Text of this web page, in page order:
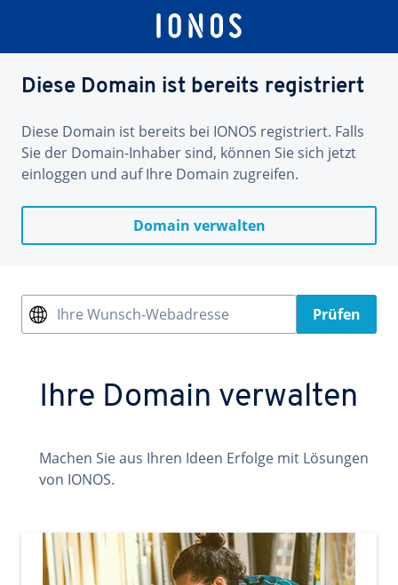
Diese Domain ist bereits registriert
Diese Domain ist bereits bei IONOS registriert. Falls
Sie der Domain-Inhaber sind, können Sie sich jetzt
einloggen und auf Ihre Domain zugreifen.
Domain verwalten
Ihre Wunsch-Webadresse Prüfen
Ihre Domain verwalten
Machen Sie aus Ihren Ideen Erfolge mit Lösungen
von IONOS.